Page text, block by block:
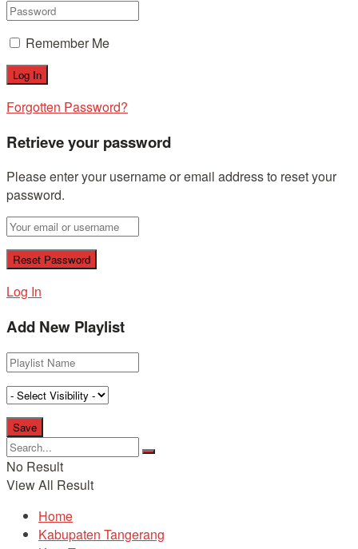
Remember Me
Forgotten Password?
Retrieve your password
Please enter your username or email address to reset your
password.
Log In
Add New Playlist
No Result
View All Result
Home
Kabupaten Tangerang